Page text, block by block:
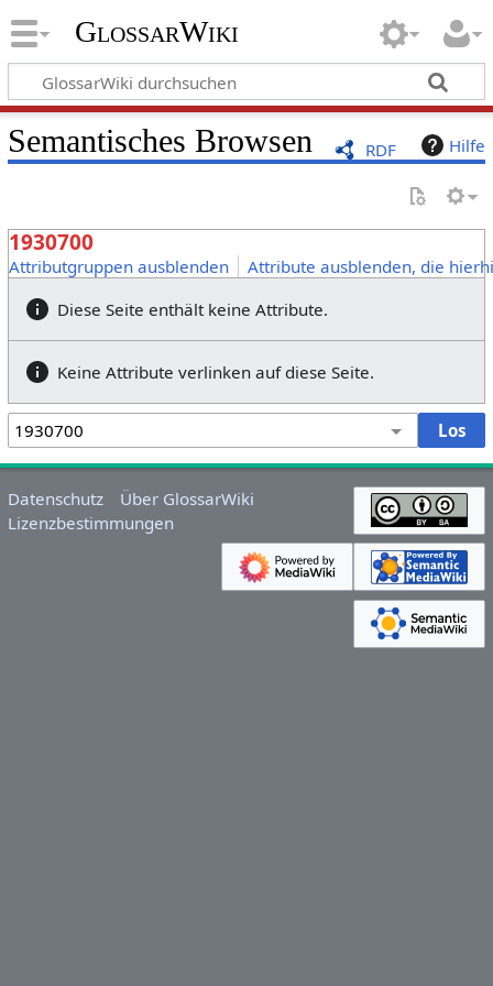
GlossarWiki
RDF Hilfe
Semantisches Browsen
1930700
Attributgruppen ausblenden
Attribute ausblenden, die
Diese Seite enthält keine Attribute.
Keine Attribute verlinken auf diese Seite.
Datenschutz
Über GlossarWiki
Lizenzbestimmungen